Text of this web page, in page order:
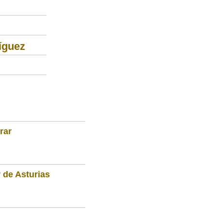
de Asturias